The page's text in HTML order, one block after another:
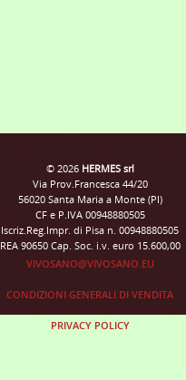
© 2026 HERMES srl
Via Prov.Francesca 44/20
56020 Santa Maria a Monte (PI)
CF e P.IVA 00948880505
Iscriz.Reg.Impr. di Pisa n. 00948880505
REA 90650 Cap. Soc. i.v. euro 15.600,00
VIVOSANO@VIVOSANO.EU
CONDIZIONI GENERALI DI VENDITA
PRIVACY POLICY